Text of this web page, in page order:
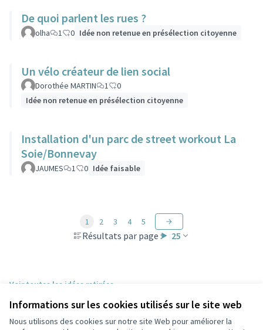
Informations sur les cookies utilisés sur le site web
Nous utilisons des cookies sur notre site Web pour améliorer la
De quoi parlent les rues ?
olha 1 0 Idée non retenue en présélection citoyenne
Un vélo créateur de lien social
Dorothée MARTIN 1
0
Idée non retenue en présélection citoyenne
Installation d'un parc de street workout La
Soie/Bonnevay
JAUMES 1 0 Idée faisable
Résultats par page : 25
1 2 3 4 5
Voir toutes les idées retirées
Conditions d'utilisation